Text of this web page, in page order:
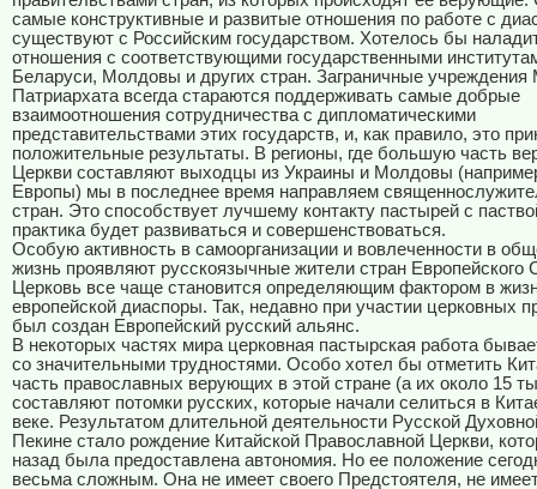
самые конструктивные и развитые отношения по работе с
существуют с Российским государством. Хотелось бы
отношения с соответствующими государственными
Беларуси, Молдовы и других стран. Заграничные учреждения
Патриархата всегда стараются поддерживать самые добрые
взаимоотношения сотрудничества с дипломатическими
представительствами этих государств, и, как правило, это
положительные результаты. В регионы, где большую часть
Церкви составляют выходцы из Украины и Молдовы
Европы) мы в последнее время направляем
стран. Это способствует лучшему контакту пастырей с
практика будет развиваться и совершенствоваться.
Особую активность в самоорганизации и вовлеченности в
жизнь проявляют русскоязычные жители стран
Церковь все чаще становится определяющим фактором в
европейской диаспоры. Так, недавно при участии церковных
был создан Европейский русский альянс.
В некоторых частях мира церковная пастырская работа
со значительными трудностями. Особо хотел бы отметить
часть православных верующих в этой стране (а их около 15
составляют потомки русских, которые начали селиться в
веке. Результатом длительной деятельности Русской
Пекине стало рождение Китайской Православной Церкви,
назад была предоставлена автономия. Но ее положение
весьма сложным. Она не имеет своего Предстоятеля, не